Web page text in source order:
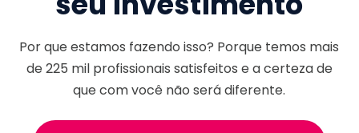
Por que estamos fazendo isso? Porque temos mais
de225 milprofissionais satisfeitos e a certeza de
que com você não será diferente.